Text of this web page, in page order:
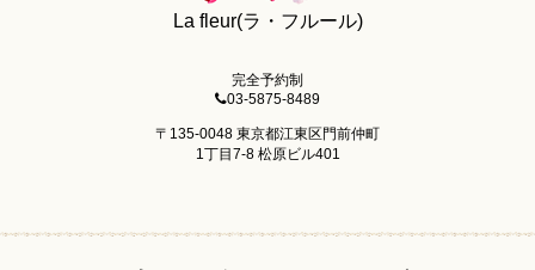
La fleur(ラ・フルール)
完全予約制
03-5875-8489
〒135-0048 東京都江東区門前仲町
1丁目7-8 松原ビル401